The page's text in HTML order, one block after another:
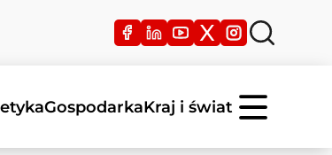
GospodarkaKraj i świat